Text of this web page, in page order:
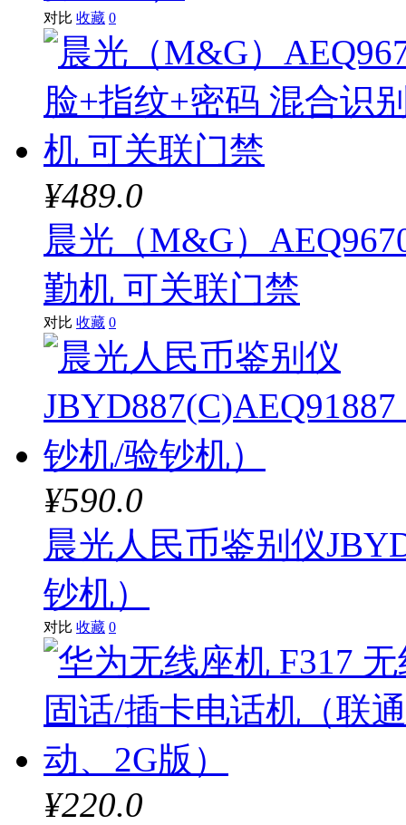
对比 收藏 0
¥489.0
晨光（M&G）
勤机 可关联门禁
对比 收藏 0
¥590.0
晨光人民币鉴别仪
钞机）
对比 收藏 0
¥220.0